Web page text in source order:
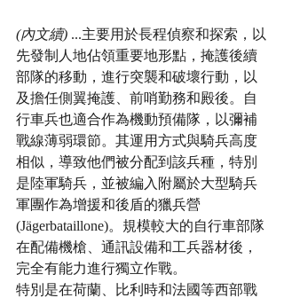
(內文續) ...主要用於長程偵察和探索，以
先發制人地佔領重要地形點，掩護後續
部隊的移動，進行突襲和破壞行動，以
及擔任側翼掩護、前哨勤務和殿後。自
行車兵也適合作為機動預備隊，以彌補
戰線薄弱環節。其運用方式與騎兵高度
相似，導致他們被分配到該兵種，特別
是陸軍騎兵，並被編入附屬於大型騎兵
軍團作為增援和後盾的獵兵營
(Jägerbataillone)。規模較大的自行車部隊
在配備機槍、通訊設備和工兵器材後，
完全有能力進行獨立作戰。
特別是在荷蘭、比利時和法國等西部戰